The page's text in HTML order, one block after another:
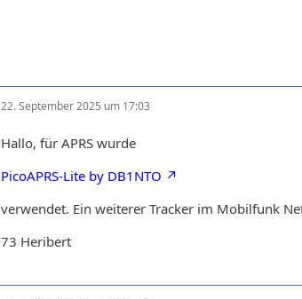
22. September 2025 um 17:03
Hallo, für APRS wurde
PicoAPRS-Lite by DB1NTO
verwendet. Ein weiterer Tracker im Mobilfunk
73 Heribert